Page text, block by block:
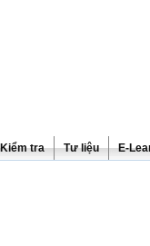
tra Tư liệu E-